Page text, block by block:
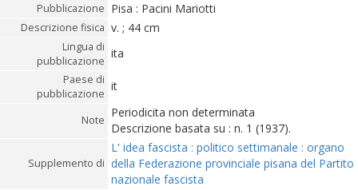
Pubblicazione Pisa : Pacini Mariotti
Descrizione fisica v. ; 44 cm
Lingua di
pubblicazione
ita
Paese di
pubblicazione
it
Note
Periodicita non determinata
Descrizione basata su : n. 1 (1937).
Supplemento di
L' idea fascista : politico settimanale : organo
della Federazione provinciale pisana del Partito
nazionale fascista